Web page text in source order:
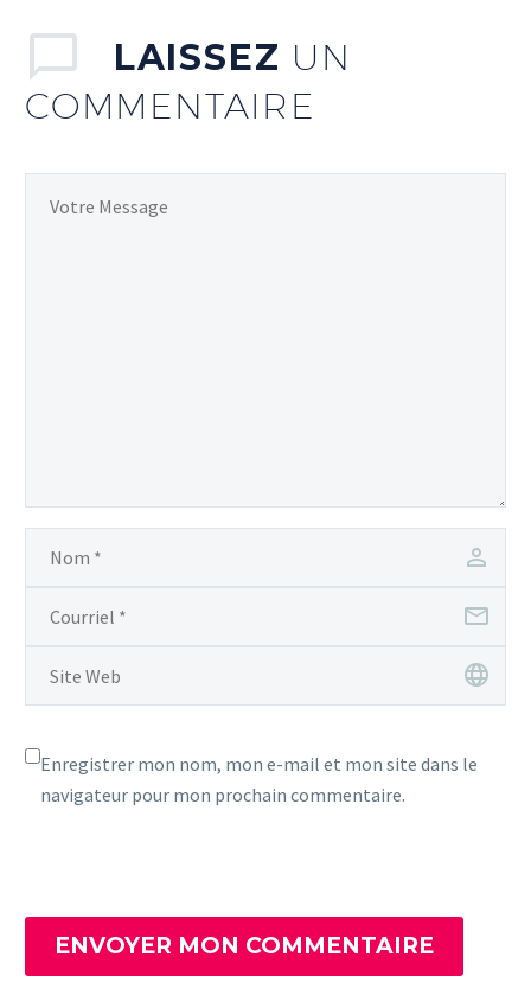
LAISSEZ UN
COMMENTAIRE
Enregistrer mon nom, mon e-mail et mon site dans le
navigateur pour mon prochain commentaire.
ENVOYER MON COMMENTAIRE